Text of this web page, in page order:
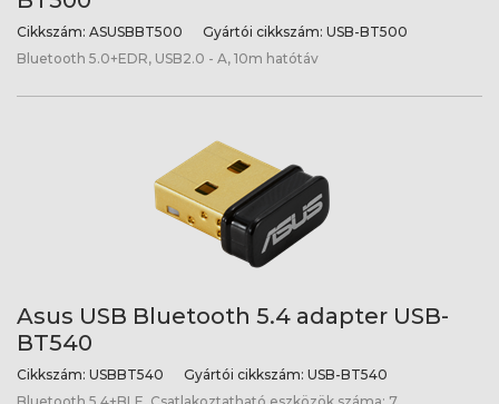
Cikkszám: ASUSBBT500 Gyártói cikkszám: USB-BT500
Bluetooth 5.0+EDR, USB2.0 - A, 10m hatótáv
Asus USB Bluetooth 5.4 adapter USB-
BT540
Cikkszám: USBBT540 Gyártói cikkszám: USB-BT540